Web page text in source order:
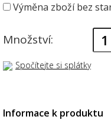
Výměna zboží bez
Množství:
Spočítejte si splátky
Informace k produktu